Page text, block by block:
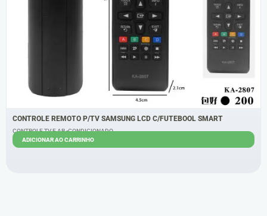
CONTROLE REMOTO P/TV SAMSUNG LCD C/FUTEBOOL SMART
CONTROLE TV E AR -CONDICIONADO
ADICIONAR AO CARRINHO